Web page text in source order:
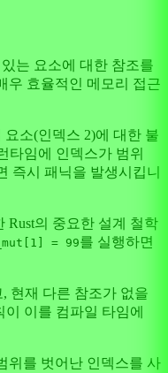
는 요소에 대한 참조를
우 효율적인 메모리 접근
요소(인덱스 2)에 대한 불
타임에 인덱스가 범위
즉시 패닉을 발생시킵니
Rust의 중요한 설계 철학
= 99를 실행하면
현재 다른 참조가 없을
이를 컴파일 타임에
위를 벗어난 인덱스를 사